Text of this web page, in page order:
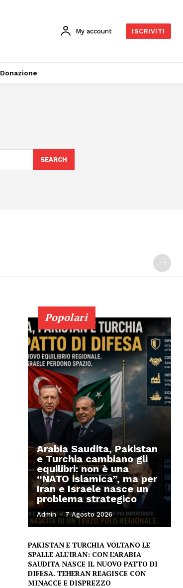
My account ISCRIVITI
Donazione
SEARCH
Popolari
Arabia Saudita, Pakistan
e Turchia cambiano gli
equilibri: non è una
“NATO islamica”, ma per
Iran e Israele nasce un
problema strategico
Admin - 7 Agosto 2026
PAKISTAN E TURCHIA VOLTANO LE
SPALLE ALL’IRAN: CON L’ARABIA
SAUDITA NASCE IL NUOVO PATTO DI
DIFESA. TEHERAN REAGISCE CON
MINACCE E DISPREZZO